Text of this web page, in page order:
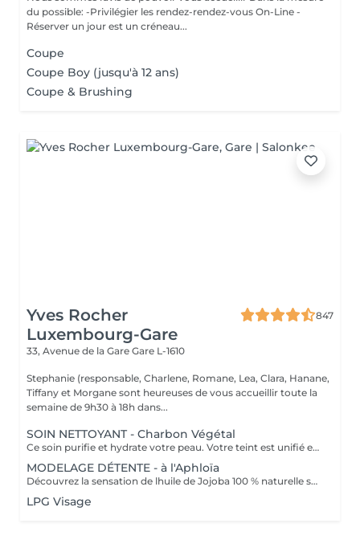
du possible: -Privilégier les rendez-rendez-vous On-Line -
Réserver un jour est un créneau...
Coupe
Coupe Boy (jusqu'à 12 ans)
Coupe & Brushing
Yves Rocher
Luxembourg-Gare
847
33, Avenue de la Gare Gare L-1610
Stephanie (responsable, Charlene, Romane, Lea, Clara, Hanane,
Tiffany et Morgane sont heureuses de vous accueillir toute la
semaine de 9h30 à 18h dans...
SOIN NETTOYANT - Charbon Végétal
Ce soin purifie et hydrate votre peau. Votre teint est unifié et lumineux, grâce à l' alliance du Charbon Végétal et de l'édulis
MODELAGE DÉTENTE - à l'Aphloïa
Découvrez la sensation de lhuile de Jojoba 100 % naturelle sur votre peau. Nourrie, votre peau retrouve tout son confort. Libéré de ses tensions grâce aux mains habiles de notre esthéticienne, votre visage est détendu. Bénéfices : Nourrie, votre peau retrouve tout son confort.
LPG Visage